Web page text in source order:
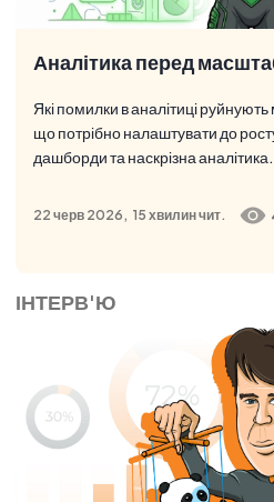
Які помилки в аналітиці
що потрібно налаштувати до
дашборди та наскрізна аналітика.
22 черв 2026, 15 хвилинчит.
ІНТЕРВ'Ю